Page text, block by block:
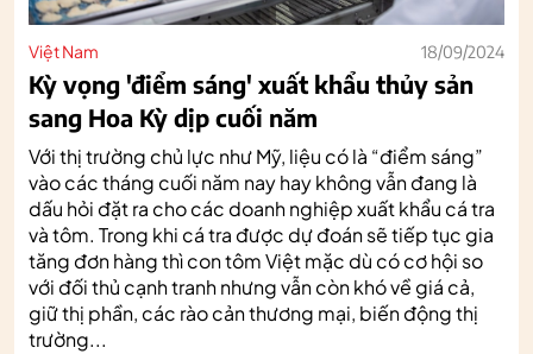
Việt Nam 18/09/2024
Kỳ vọng 'điểm sáng' xuất khẩu thủy sản
sang Hoa Kỳ dịp cuối năm
Với thị trường chủ lực như Mỹ, liệu có là “điểm sáng”
vào các tháng cuối năm nay hay không vẫn đang là
dấu hỏi đặt ra cho các doanh nghiệp xuất khẩu cá tra
và tôm. Trong khi cá tra được dự đoán sẽ tiếp tục gia
tăng đơn hàng thì con tôm Việt mặc dù có cơ hội so
với đối thủ cạnh tranh nhưng vẫn còn khó về giá cả,
giữ thị phần, các rào cản thương mại, biến động thị
trường...